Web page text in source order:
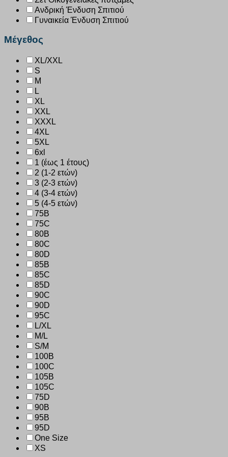
Ανδρική Ένδυση Σπιτιού
Γυναικεία Ένδυση Σπιτιού
Μέγεθος
XL/XXL
S
M
L
XL
XXL
XXXL
4XL
5XL
6xl
1 (έως 1 έτους)
2 (1-2 ετών)
3 (2-3 ετών)
4 (3-4 ετών)
5 (4-5 ετών)
75B
75C
80B
80C
80D
85B
85C
85D
90C
90D
95C
L/XL
M/L
S/M
100B
100C
105B
105C
75D
90B
95B
95D
One Size
XS